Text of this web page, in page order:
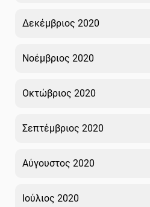
Δεκέμβριος 2020
Νοέμβριος 2020
Οκτώβριος 2020
Σεπτέμβριος 2020
Αύγουστος 2020
Ιούλιος 2020